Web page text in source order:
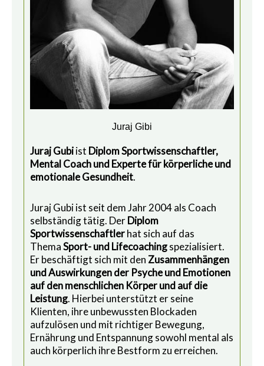
Juraj Gibi
Juraj Gubiist Diplom Sportwissenschaftler,
Mental Coach und Experte für körperliche und
emotionale Gesundheit.
Juraj Gubi ist seit dem Jahr 2004 als Coach
selbständig tätig. DerDiplom
Sportwissenschaftlerhat sich auf das
ThemaSport- und Lifecoachingspezialisiert.
Er beschäftigt sich mit den Zusammenhängen
und Auswirkungen der Psyche und Emotionen
auf den menschlichen Körper und auf die
Leistung. Hierbei unterstützt er seine
Klienten, ihre unbewussten Blockaden
aufzulösen und mit richtiger Bewegung,
Ernährung und Entspannung sowohl mental als
auch körperlich ihre Bestform zu erreichen.